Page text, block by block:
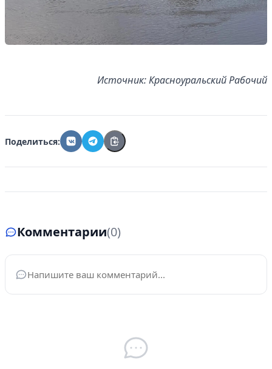
Источник: Красноуральский Рабочий
Поделиться:
Комментарии(0)
Ваше имя*